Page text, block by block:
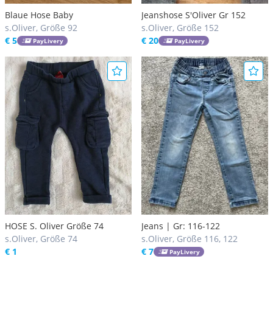
Blaue Hose Baby
s.Oliver, Größe 92
€ 5
PayLivery
Jeanshose S'Oliver Gr 152
s.Oliver, Größe 152
€ 20
PayLivery
HOSE S. Oliver Größe 74
s.Oliver, Größe 74
€ 1
Jeans | Gr: 116-122
s.Oliver, Größe 116, 122
€ 7
PayLivery